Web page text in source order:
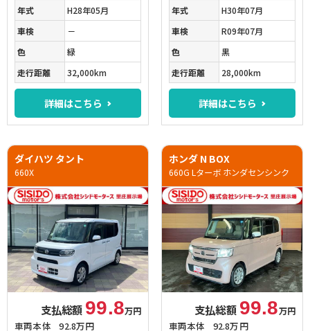
年式
H28年05月
車検
－
色
緑
走行距離
32,000km
詳細はこちら
年式
H30年07月
車検
R09年07月
色
黒
走行距離
28,000km
詳細はこちら
ダイハツ タント
660X
支払総額 99.8万円
車両本体
92.8万円
ホンダ N BOX
660G Lターボ ホンダセンシンク
支払総額 99.8万円
車両本体
92.8万円